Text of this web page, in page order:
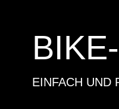
EINFACH UND